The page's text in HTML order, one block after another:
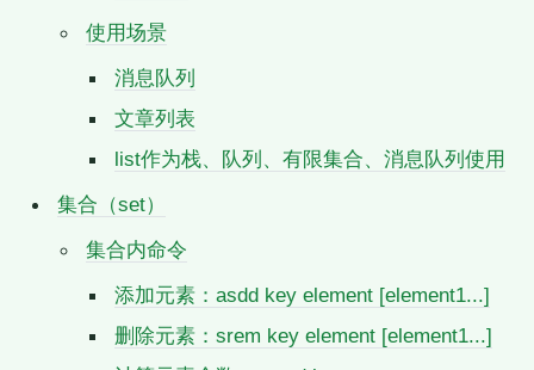
使用场景
消息队列
文章列表
list作为栈、队列、有限集合、消息队列使用
集合（set）
集合内命令
添加元素：asdd key element [element1...]
删除元素：srem key element [element1...]